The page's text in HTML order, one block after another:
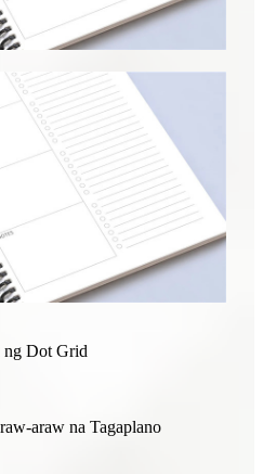
ng Dot Grid
araw na Tagaplano